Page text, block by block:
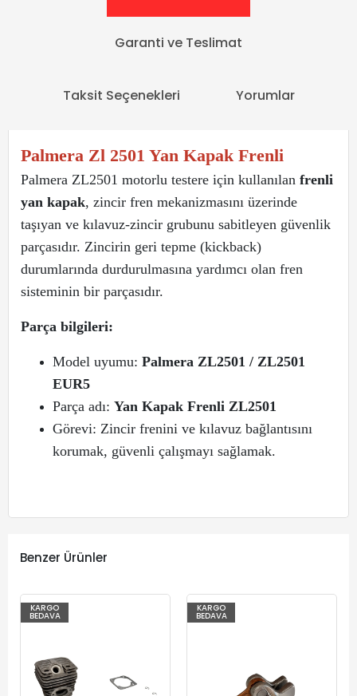
Garanti ve Teslimat
Taksit Seçenekleri Yorumlar
Palmera Zl 2501 Yan Kapak Frenli
Palmera ZL2501 motorlu testere için kullanılan frenli
yan kapak, zincir fren mekanizmasını üzerinde
taşıyan ve kılavuz-zincir grubunu sabitleyen güvenlik
parçasıdır. Zincirin geri tepme (kickback)
durumlarında durdurulmasına yardımcı olan fren
sisteminin bir parçasıdır.
Parça bilgileri:
Model uyumu: Palmera ZL2501 / ZL2501
EUR5
Parça adı: Yan Kapak Frenli ZL2501
Görevi: Zincir frenini ve kılavuz bağlantısını
korumak, güvenli çalışmayı sağlamak.
Benzer Ürünler
KARGO
BEDAVA
KARGO
BEDAVA